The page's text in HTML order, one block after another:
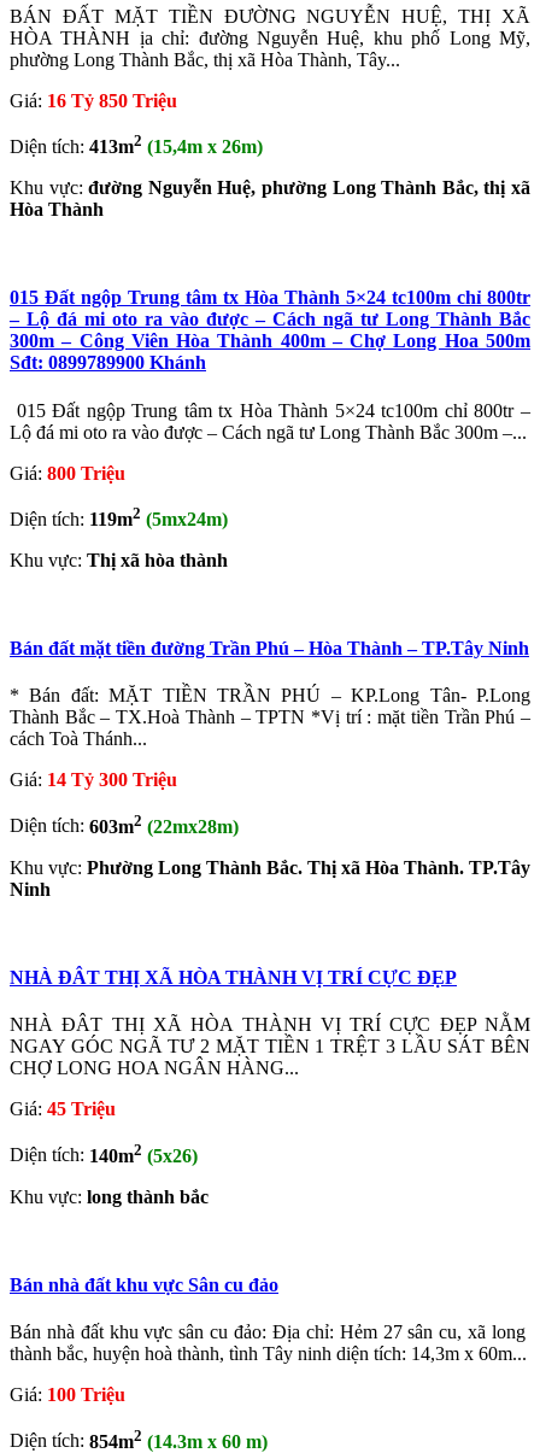
BÁN ĐẤT MẶT TIỀN ĐƯỜNG NGUYỄN HUỆ, THỊ XÃ
HÒA THÀNH ịa chỉ: đường Nguyễn Huệ, khu phố Long Mỹ,
phường Long Thành Bắc, thị xã Hòa Thành, Tây...
Giá: 16 Tỷ 850 Triệu
Diện tích: 413m2 (15,4m x 26m)
Khu vực:đường Nguyễn Huệ, phường Long Thành Bắc, thị xã
Hòa Thành
015 Đất ngộp Trung tâm tx Hòa Thành 5×24 tc100m chỉ 800tr
– Lộ đá mi oto ra vào được – Cách ngã tư Long Thành Bắc
300m – Công Viên Hòa Thành 400m – Chợ Long Hoa 500m
Sđt: 0899789900 Khánh
015 Đất ngộp Trung tâm tx Hòa Thành 5×24 tc100m chỉ 800tr –
Lộ đá mi oto ra vào được – Cách ngã tư Long Thành Bắc 300m –...
Giá: 800 Triệu
Diện tích: 119m2 (5mx24m)
Khu vực: Thị xã hòa thành
Bán đất mặt tiền đường Trần Phú – Hòa Thành – TP.Tây Ninh
* Bán đất: MẶT TIỀN TRẦN PHÚ – KP.Long Tân- P.Long
Thành Bắc – TX.Hoà Thành – TPTN *Vị trí : mặt tiền Trần Phú –
cách Toà Thánh...
Giá: 14 Tỷ 300 Triệu
Diện tích: 603m2 (22mx28m)
Khu vực: Phường Long Thành Bắc. Thị xã Hòa Thành. TP.Tây
Ninh
NHÀ ĐÂT THỊ XÃ HÒA THÀNH VỊ TRÍ CỰC ĐẸP
NHÀ ĐÂT THỊ XÃ HÒA THÀNH VỊ TRÍ CỰC ĐẸP NẰM
NGAY GÓC NGÃ TƯ 2 MẶT TIỀN 1 TRỆT 3 LẦU SÁT BÊN
CHỢ LONG HOA NGÂN HÀNG...
Giá: 45 Triệu
Diện tích: 140m2 (5x26)
Khu vực: long thành bắc
Bán nhà đất khu vực Sân cu đảo
Bán nhà đất khu vực sân cu đảo: Địa chỉ: Hẻm 27 sân cu, xã long
thành bắc, huyện hoà thành, tình Tây ninh diện tích: 14,3m x 60m...
Giá: 100 Triệu
Diện tích: 854m2 (14.3m x 60 m)